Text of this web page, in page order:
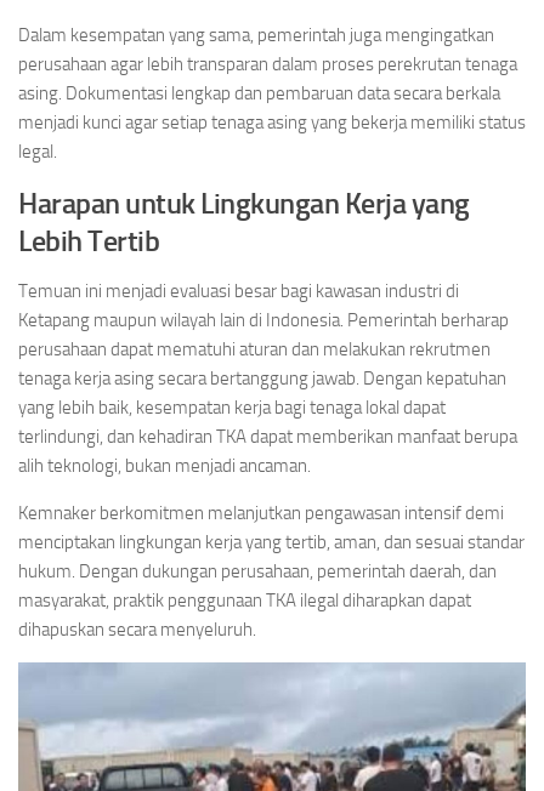
Dalam kesempatan yang sama, pemerintah juga mengingatkan
perusahaan agar lebih transparan dalam proses perekrutan tenaga
asing. Dokumentasi lengkap dan pembaruan data secara berkala
menjadi kunci agar setiap tenaga asing yang bekerja memiliki status
legal.
Harapan untuk Lingkungan Kerja yang
Lebih Tertib
Temuan ini menjadi evaluasi besar bagi kawasan industri di
Ketapang maupun wilayah lain di Indonesia. Pemerintah berharap
perusahaan dapat mematuhi aturan dan melakukan rekrutmen
tenaga kerja asing secara bertanggung jawab. Dengan kepatuhan
yang lebih baik, kesempatan kerja bagi tenaga lokal dapat
terlindungi, dan kehadiran TKA dapat memberikan manfaat berupa
alih teknologi, bukan menjadi ancaman.
Kemnaker berkomitmen melanjutkan pengawasan intensif demi
menciptakan lingkungan kerja yang tertib, aman, dan sesuai standar
hukum. Dengan dukungan perusahaan, pemerintah daerah, dan
masyarakat, praktik penggunaan TKA ilegal diharapkan dapat
dihapuskan secara menyeluruh.